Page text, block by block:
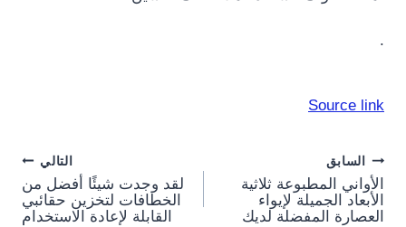
.
Source link
Post
navigation
السابق
الأواني المطبوعة ثلاثية
الأبعاد الجميلة لإيواء
العصارة المفضلة لديك
التالي
لقد وجدت شيئًا أفضل من
الخطافات لتخزين حقائبي
القابلة لإعادة الاستخدام